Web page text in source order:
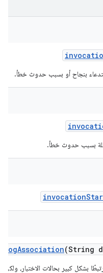
بنجاح أو بسبب حدوث خطأ.
بسبب حدوث خطأ.
invocation
logAssociation(String
بشكل كبير بحالات الاختبار، ولكن